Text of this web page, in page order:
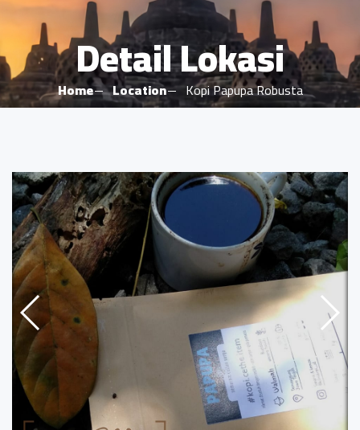
Detail Lokasi
Home Location Kopi Papupa Robusta